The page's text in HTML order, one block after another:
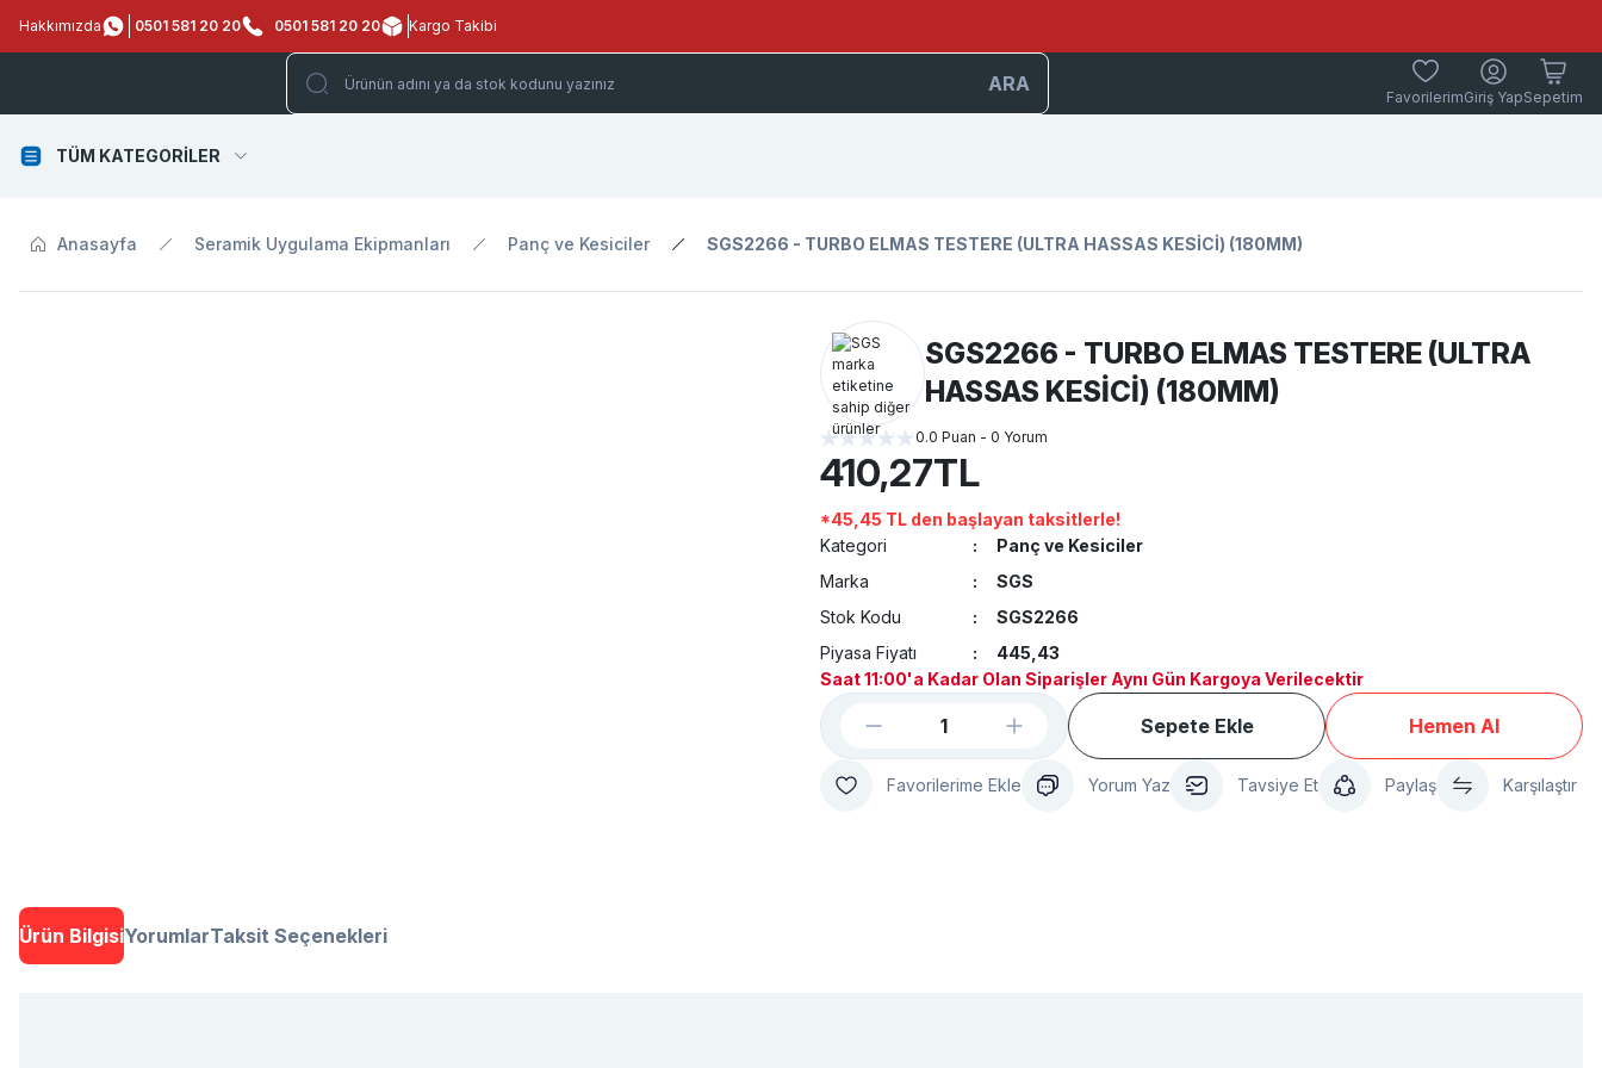
Hakkımızda 0501 581 20 20 0501 581 20 20 Kargo Takibi
ARA
FavorilerimGiriş YapSepetim
TÜM KATEGORİLER
Anasayfa Seramik Uygulama Ekipmanları Panç ve Kesiciler SGS2266 - TURBO ELMAS TESTERE (ULTRA HASSAS KESİCİ) (180MM)
SGS2266 - TURBO ELMAS TESTERE (ULTRA
HASSAS KESİCİ) (180MM)
0.0 Puan - 0 Yorum
410,27TL
*45,45 TL den başlayan taksitlerle!
Kategori
Panç ve Kesiciler
Marka
SGS
Stok Kodu
SGS2266
Piyasa Fiyatı
445,43
Saat 11:00'a Kadar Olan Siparişler Aynı Gün Kargoya Verilecektir
Sepete Ekle Hemen Al
Yorum Yaz Tavsiye Et Paylaş Karşılaştır
Ürün BilgisiYorumlarTaksit Seçenekleri